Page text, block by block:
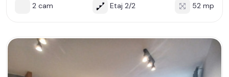
2 cam Etaj 2/2 52 mp